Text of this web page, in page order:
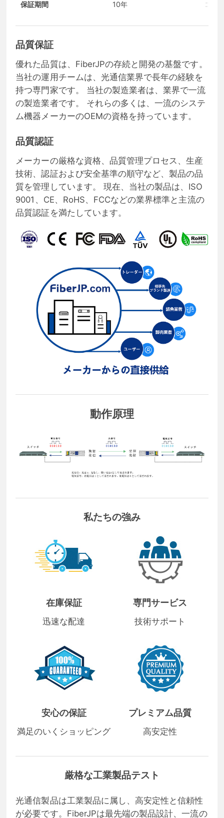
保証期間 10年 コン
品質保証
優れた品質は、FiberJPの存続と開発の基盤です。
当社の運用チームは、光通信業界で長年の経験を
持つ専門家です。 当社の製造業者は、業界で一流
の製造業者です。 それらの多くは、一流のシステ
ム機器メーカーのOEMの資格を持っています。
品質認証
メーカーの厳格な資格、品質管理プロセス、生産
技術、認証および安全基準の順守など、製品の品
質を管理しています。 現在、当社の製品は、ISO
9001、CE、RoHS、FCCなどの業界標準と主流の
品質認証を満たしています。
動作原理
私たちの強み
在庫保証
迅速な配達
専門サービス
技術サポート
安心の保証
満足のいくショッピング
プレミアム品質
高安定性
厳格な工業製品テスト
光通信製品は工業製品に属し、高安定性と信頼性
が必要です。FiberJPは最先端の製品設計、一流の